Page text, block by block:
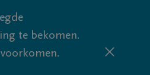
te bekomen.